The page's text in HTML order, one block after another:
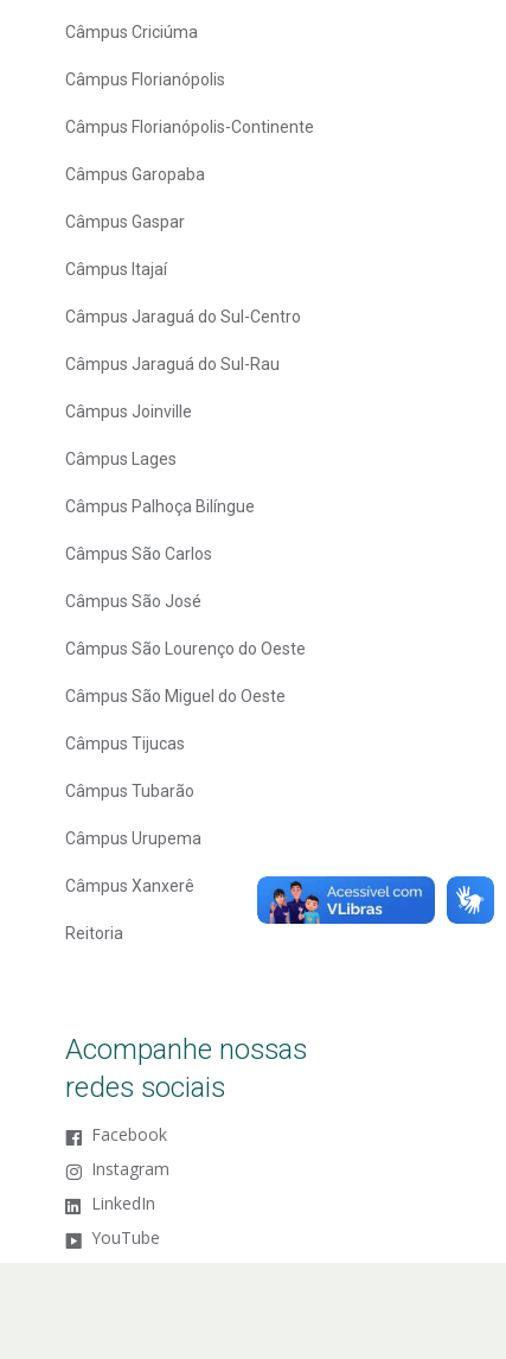
Câmpus Criciúma
Câmpus Florianópolis
Câmpus Florianópolis-Continente
Câmpus Garopaba
Câmpus Gaspar
Câmpus Itajaí
Câmpus Jaraguá do Sul-Centro
Câmpus Jaraguá do Sul-Rau
Câmpus Joinville
Câmpus Lages
Câmpus Palhoça Bilíngue
Câmpus São Carlos
Câmpus São José
Câmpus São Lourenço do Oeste
Câmpus São Miguel do Oeste
Câmpus Tijucas
Câmpus Tubarão
Câmpus Urupema
Câmpus Xanxerê
Reitoria
Acompanhe nossas
redes sociais
Facebook
Instagram
LinkedIn
YouTube